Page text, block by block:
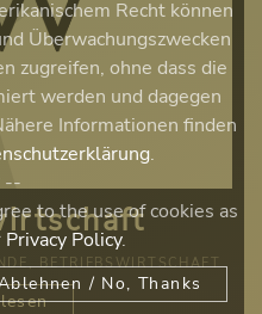
BETRIEBSWIRTSCHAFT
Recht können
Überwachungszwecken
zugreifen, ohne dass die
werden und dagegen
Informationen finden
.
--
to the use of cookies as
Privacy Policy.
/ No, Thanks